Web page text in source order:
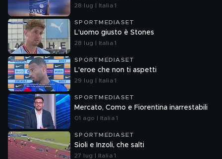
28 lug | Italia 1
SPORTMEDIASET
L'uomo giusto è Stones
28 lug | Italia 1
SPORTMEDIASET
L'eroe che non ti aspetti
29 lug | Italia 1
SPORTMEDIASET
Mercato, Como e Fiorentina inarrestabili
01 ago | Italia 1
SPORTMEDIASET
Sioli e Inzoli, che salti
27 lug | Italia 1